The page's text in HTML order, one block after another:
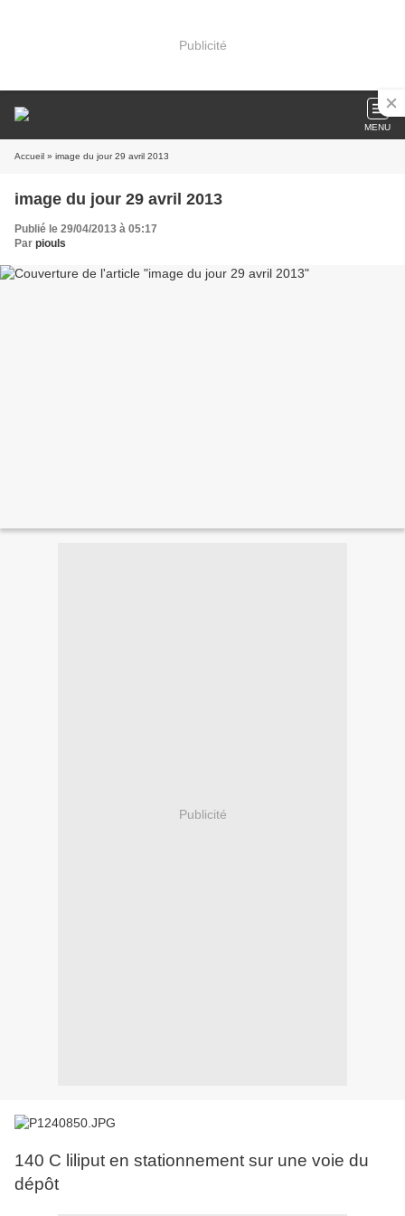
Publicité
MENU
Accueil » image du jour 29 avril 2013
image du jour 29 avril 2013
Publié le 29/04/2013 à 05:17
Par piouls
Publicité
140 C liliput en stationnement sur une voie du
dépôt